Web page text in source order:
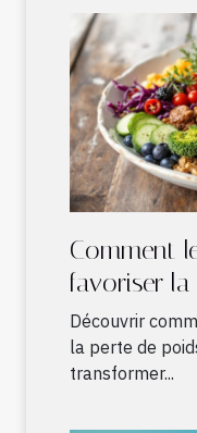
Comment
favoriser
améliorer
Découvrir
la perte de
transformer...